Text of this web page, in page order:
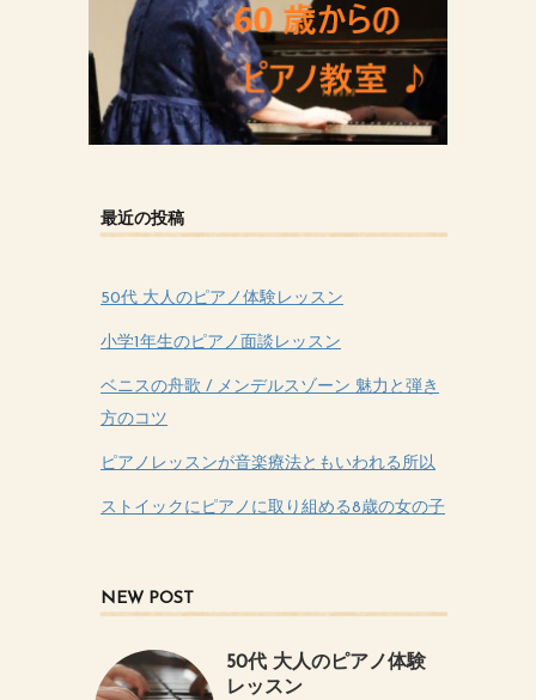
最近の投稿
50代 大人のピアノ体験レッスン
小学1年生のピアノ面談レッスン
ベニスの舟歌 / メンデルスゾーン 魅力と弾き
方のコツ
ピアノレッスンが音楽療法ともいわれる所以
ストイックにピアノに取り組める8歳の女の子
NEW POST
50代 大人のピアノ体験
レッスン